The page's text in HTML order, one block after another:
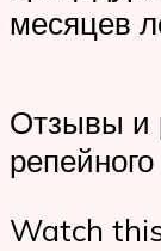
месяцев
Отзывы и
Watch